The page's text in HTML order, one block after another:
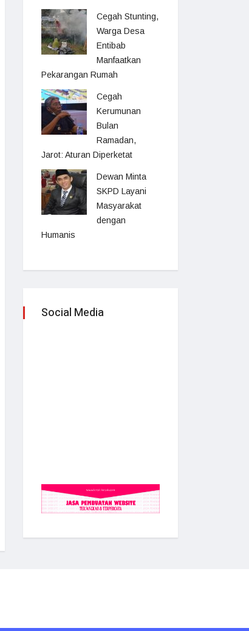
Cegah Stunting,
Warga Desa
Entibab
Manfaatkan
Pekarangan Rumah
Cegah
Kerumunan
Bulan
Ramadan,
Jarot: Aturan Diperketat
Dewan Minta
SKPD Layani
Masyarakat
dengan
Humanis
Social Media